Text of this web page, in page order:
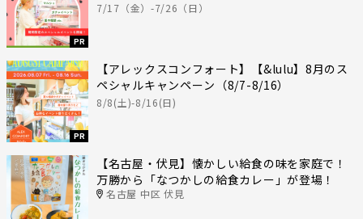
PR
7/17（金）-7/26（日）
PR
【アレックスコンフォート】【&lulu】8月のス
ペシャルキャンペーン（8/7-8/16）
8/8(土)-8/16(日)
【名古屋・伏見】懐かしい給食の味を家庭で！
万勝から「なつかしの給食カレー」が登場！
名古屋 中区 伏見